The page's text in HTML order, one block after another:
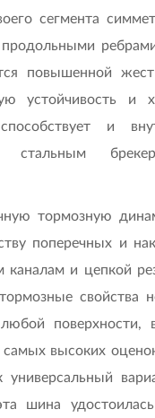
сегмента
повышенной
устойчивость и
и
стальным
тормозную
поперечных и
и цепкой
свойства
поверхности,
высоких
универсальный
шина